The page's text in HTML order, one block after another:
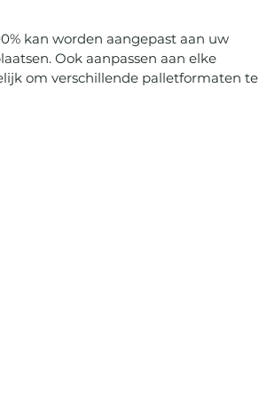
kan worden aangepast aan uw
Ook aanpassen aan elke
om verschillende palletformaten te